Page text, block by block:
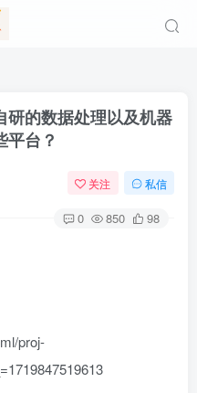
的数据处理以及机器
平台？
关注 私信
0 850 98
proj-